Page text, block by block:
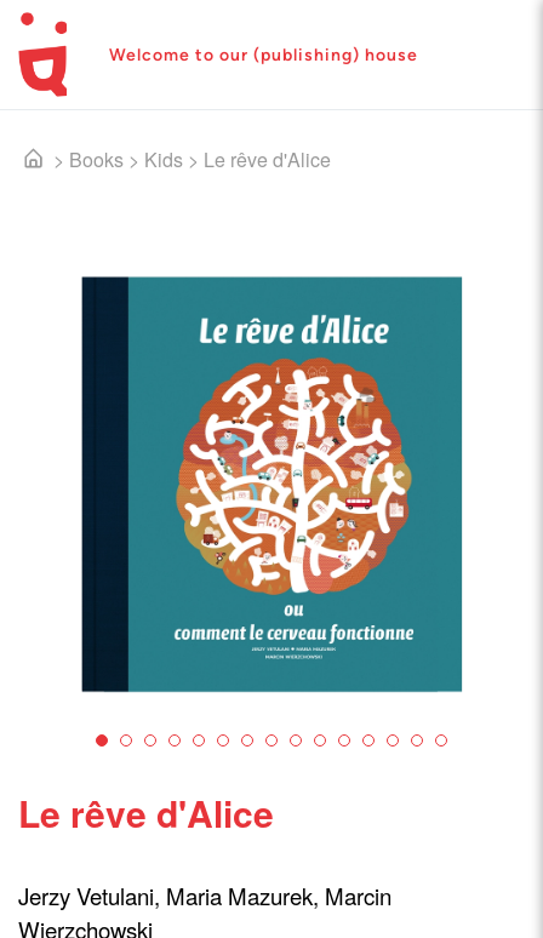
Welcome to our (publishing) house
> Books > Kids > Le rêve d'Alice
Le rêve d'Alice
Jerzy Vetulani, Maria Mazurek, Marcin
Wierzchowski